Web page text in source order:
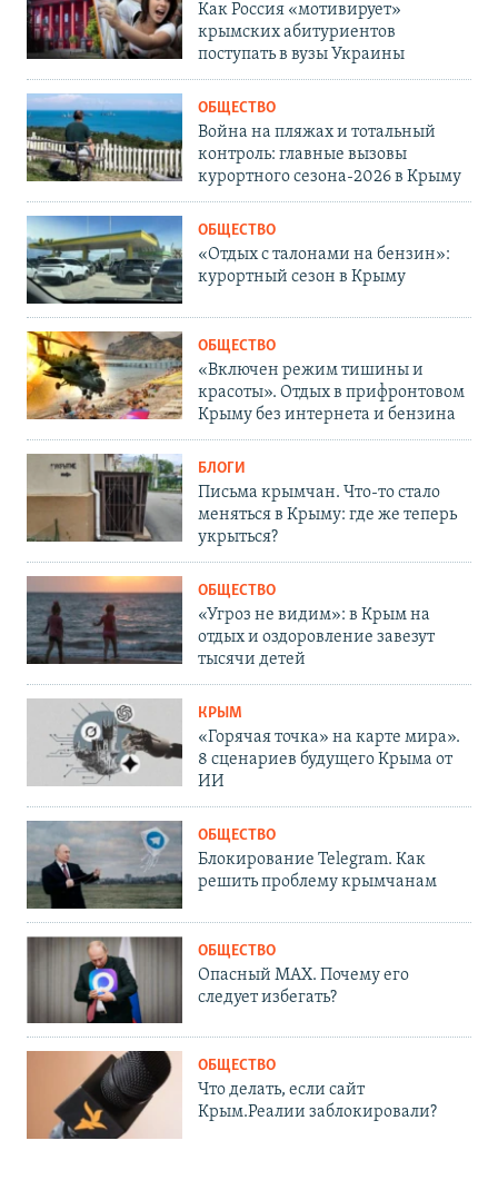
Как Россия «мотивирует»
крымских абитуриентов
поступать в вузы Украины
ОБЩЕСТВО
Война на пляжах и тотальный
контроль: главные вызовы
курортного сезона-2026 в Крыму
ОБЩЕСТВО
«Отдых с талонами на бензин»:
курортный сезон в Крыму
ОБЩЕСТВО
«Включен режим тишины и
красоты». Отдых в прифронтовом
Крыму без интернета и бензина
БЛОГИ
Письма крымчан. Что-то стало
меняться в Крыму: где же теперь
укрыться?
ОБЩЕСТВО
«Угроз не видим»: в Крым на
отдых и оздоровление завезут
тысячи детей
КРЫМ
«Горячая точка» на карте мира».
8 сценариев будущего Крыма от
ИИ
ОБЩЕСТВО
Блокирование Telegram. Как
решить проблему крымчанам
ОБЩЕСТВО
Опасный MAX. Почему его
следует избегать?
ОБЩЕСТВО
Что делать, если сайт
Крым.Реалии заблокировали?